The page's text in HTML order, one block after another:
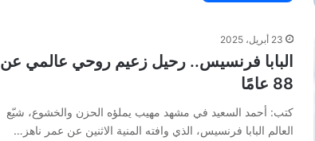
23 أبريل، 2025
البابا فرنسيس.. رحيل زعيم روحي عالمي عن
88 عامًا
كتب: أحمد السعيد في مشهد مهيب يملؤه الحزن والخشوع، شيّع
العالم البابا فرنسيس، الذي وافته المنية الاثنين عن عمر ناهز…